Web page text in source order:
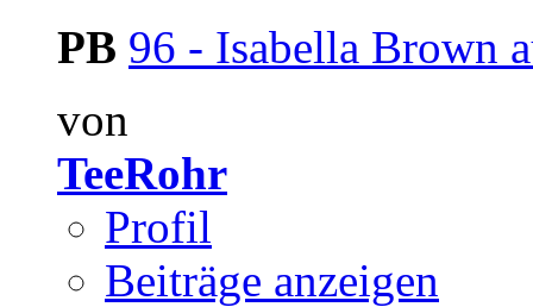
PB 96 - Isabella Brown
von
TeeRohr
Profil
Beiträge anzeigen